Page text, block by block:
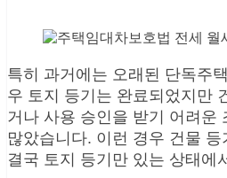
특히 과거에는 오래된 단독주
우 토지 등기는 완료되었지만
거나 사용 승인을 받기 어려운
많았습니다. 이런 경우 건물
결국 토지 등기만 있는 상태에